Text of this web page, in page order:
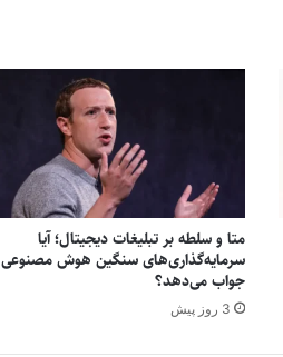
متا و سلطه بر تبلیغات دیجیتال؛ آیا
سرمایه‌گذاری‌های سنگین هوش مصنوعی
جواب می‌دهد؟
3 روز پیش